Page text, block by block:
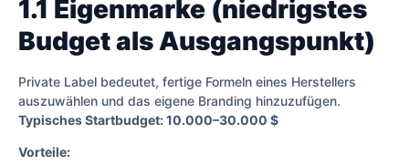
1.1 Eigenmarke (niedrigstes
Budget als Ausgangspunkt)
Private Label bedeutet, fertige Formeln eines Herstellers
auszuwählen und das eigene Branding hinzuzufügen.
Typisches Startbudget: 10.000–30.000 $
Vorteile: